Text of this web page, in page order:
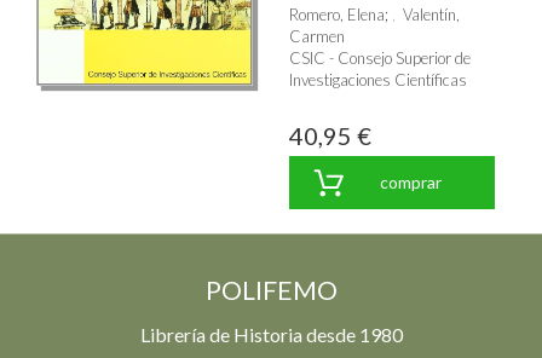
Romero, Elena;
Valentín,
Carmen
CSIC - Consejo Superior de
Investigaciones Científicas
40,95 €
comprar
POLIFEMO
Librería de Historia desde 1980